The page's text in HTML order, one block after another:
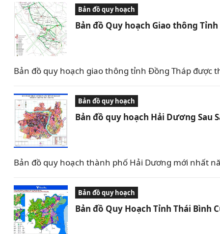
Bản đồ quy hoạch
Bản đồ Quy hoạch Giao thông
Bản đồ quy hoạch giao thông tỉnh Đồng Tháp
Bản đồ quy hoạch
Bản đồ quy hoạch Hải Dương Sau
Bản đồ quy hoạch thành phố Hải Dương mới nhất
Bản đồ quy hoạch
Bản đồ Quy Hoạch Tỉnh Thái Bình